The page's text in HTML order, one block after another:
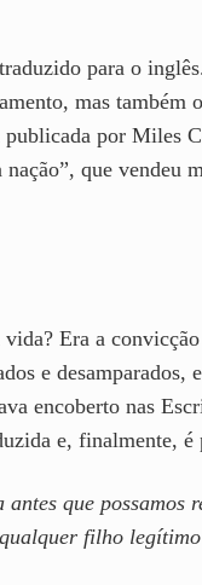
para o
mas também
por Miles
que vendeu
Era a
e
encoberto nas
e, finalmente,
que
filho